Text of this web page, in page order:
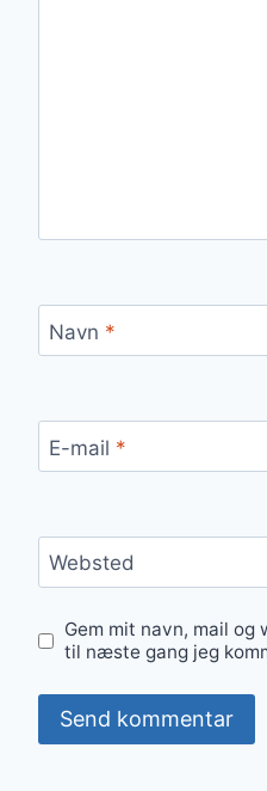
Navn *
E-mail *
Websted
Gem mit navn, mail
til næste gang jeg